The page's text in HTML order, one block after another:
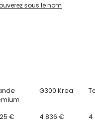
sous le nom
G300 Krea
€ 4 836 €
4